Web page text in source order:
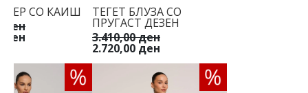
СО КАИШ
ден
ден
ТЕГЕТ БЛУЗА СО
ПРУГАСТ ДЕЗЕН
3.410,00 ден
2.720,00 ден